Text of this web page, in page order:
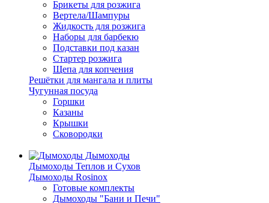
Брикеты для розжига
Вертела/Шампуры
Жидкость для розжига
Наборы для барбекю
Подставки под казан
Стартер розжига
Щепа для копчения
Решётки для мангала и плиты
Чугунная посуда
Горшки
Казаны
Крышки
Сковородки
Дымоходы
Дымоходы Теплов и Сухов
Дымоходы Rosinox
Готовые комплекты
Дымоходы "Бани и Печи"